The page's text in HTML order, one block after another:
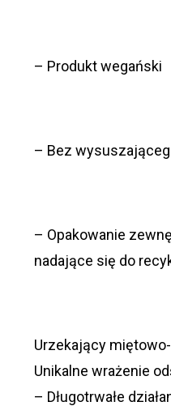
– Produkt wegański
– Bez
– Opakowanie
nadające się do
Urzekający
Unikalne wrażenie
– Długotrwałe